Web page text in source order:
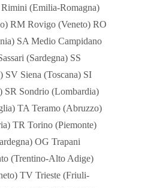
(Emilia-Romagna)
RM Rovigo (Veneto) RO
SA Medio Campidano
(Sardegna) SS
SV Siena (Toscana) SI
SR Sondrio (Lombardia)
TA Teramo (Abruzzo)
TR Torino (Piemonte)
OG Trapani
(Trentino-Alto Adige)
TV Trieste (Friuli-